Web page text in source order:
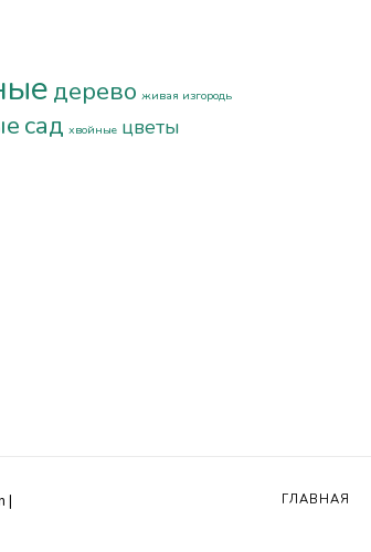
дерево живая изгородь
сад хвойные цветы
|
ГЛАВНАЯ